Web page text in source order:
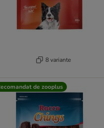
8 variante
de zooplus